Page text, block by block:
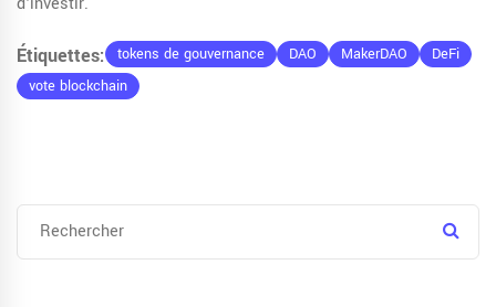
Étiquettes: tokens de gouvernance DAO MakerDAO
DeFi
vote blockchain